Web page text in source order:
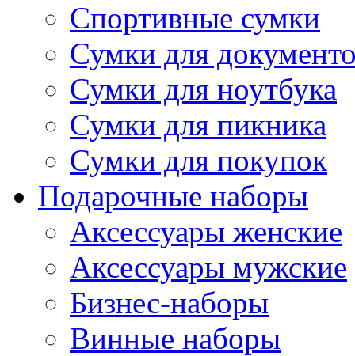
Спортивные сумки
Сумки для
Сумки для ноутбука
Сумки для пикника
Сумки для покупок
Подарочные наборы
Аксессуары женские
Аксессуары мужские
Бизнес-наборы
Винные наборы